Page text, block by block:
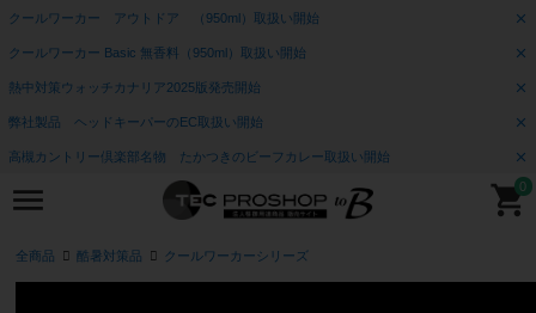
クールワーカー アウトドア （950ml）取扱い開始
クールワーカー Basic 無香料（950ml）取扱い開始
熱中対策ウォッチカナリア2025版発売開始
弊社製品 ヘッドキーパーのEC取扱い開始
高槻カントリー倶楽部名物 たかつきのビーフカレー取扱い開始
0
全商品 酷暑対策品 クールワーカーシリーズ